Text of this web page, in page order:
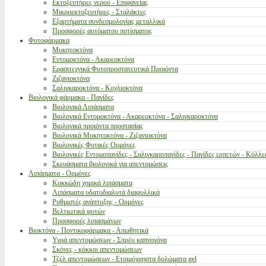
Εκτοξευτήρες νερού - Επιφανείας
Μικροεκτοξευτήρες - Σταλάκτες
Εξαρτήματα συνδεσμολογίας μεταλλικά
Προσφορές αυτόματου ποτίσματος
Φυτοφάρμακα
Μυκητοκτόνα
Εντομοκτόνα - Ακαρεοκτόνα
Ερασιτεχνικά Φυτοπροστατευτικά Προιόντα
Ζιζανιοκτόνα
Σαλιγκαροκτόνα - Κοχλιοκτόνα
Βιολογικά φάρμακα - Παγίδες
Βιολογικά Λιπάσματα
Βιολογικά Εντομοκτόνα - Ακαρεοκτόνα - Σαλιγκαροκτόνα
Βιολογικά προιόντα προστασίας
Βιολογικά Μυκητοκτόνα - Ζιζανιοκτόνα
Βιολογικές Φυτικές Ορμόνες
Βιολογικές Εντομοπαγίδες - Σαλιγκαροπαγίδες - Παγίδες ερπετών -
Σκευάσματα βιολογικά για απεντομώσεις
Λιπάσματα - Ορμόνες
Κοκκώδη χημικά λιπάσματα
Λιπάσματα υδατοδιαλυτά διαφυλλικά
Ρυθμιστές ανάπτυξης - Ορμόνες
Βελτιωτικά φυτών
Προσφορές λιπασμάτων
Βιοκτόνα - Ποντικοφάρμακα - Απωθητικά
Υγρά απεντομώσεων - Σπρέυ καπνογόνα
Σκόνες - κόκκοι απεντομώσεων
Τζέλ απεντομώσεων - Ετοιμόχρηστα δολώματα gel